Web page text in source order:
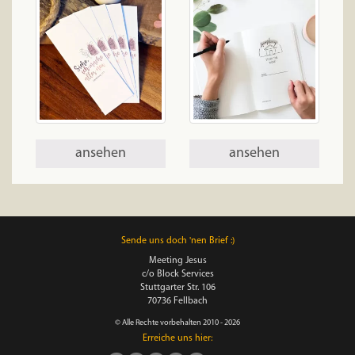
ansehen ansehen
Sende uns doch 'nen Brief :)
Meeting Jesus
c/o Block Services
Stuttgarter Str. 106
70736 Fellbach
© Alle Rechte vorbehalten 2010 - 2026
Erreiche uns hier: